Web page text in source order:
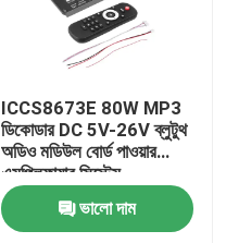
ICCS8673E 80W MP3
ডিকোডার DC 5V-26V ব্লুটুথ
অডিও মডিউল বোর্ড পাওয়ার
এমপ্লিফায়ার সিস্টেম
ভালো দাম